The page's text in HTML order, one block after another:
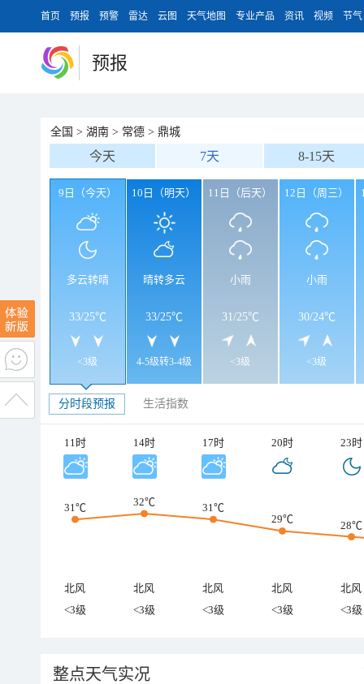
首页 预报 预警 雷达 云图 天气地图 专业产品 资讯 视频 节气
预报
全国 > 湖南 > 常德 > 鼎城
今天 7天 8-15天
9日（今天）
多云转晴
33/25℃
<3级
10日（明天）
晴转多云
33/25℃
4-5级转3-4级
11日（后天）
小雨
31/25℃
<3级
12日（周三）
小雨
30/24℃
<3级
分时段预报 生活指数
11时 14时 17时 20时 23时
31℃ 32℃
31℃
29℃
28℃
北风 北风 北风 北风
北风
<3级
<3级 <3级 <3级 <3级
整点天气实况